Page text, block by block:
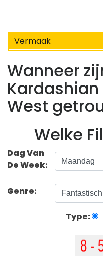
Vermaak
Wanneer
West
Welke
Dag Van
De Week:
Genre:
Type: